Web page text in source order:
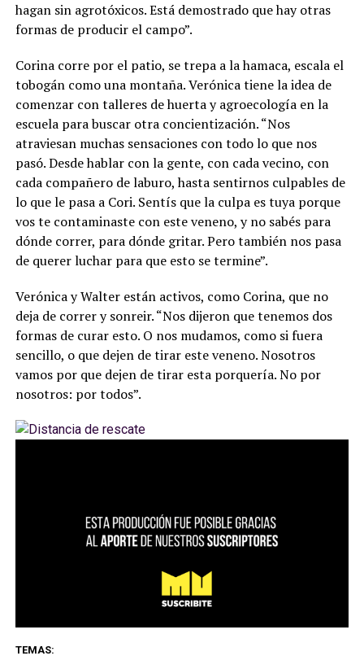
hagan sin agrotóxicos. Está demostrado que hay otras
formas de producir el campo”.
Corina corre por el patio, se trepa a la hamaca, escala el
tobogán como una montaña. Verónica tiene la idea de
comenzar con talleres de huerta y agroecología en la
escuela para buscar otra concientización. “Nos
atraviesan muchas sensaciones con todo lo que nos
pasó. Desde hablar con la gente, con cada vecino, con
cada compañero de laburo, hasta sentirnos culpables de
lo que le pasa a Cori. Sentís que la culpa es tuya porque
vos te contaminaste con este veneno, y no sabés para
dónde correr, para dónde gritar. Pero también nos pasa
de querer luchar para que esto se termine”.
Verónica y Walter están activos, como Corina, que no
deja de correr y sonreir. “Nos dijeron que tenemos dos
formas de curar esto. O nos mudamos, como si fuera
sencillo, o que dejen de tirar este veneno. Nosotros
vamos por que dejen de tirar esta porquería. No por
nosotros: por todos”.
TEMAS: